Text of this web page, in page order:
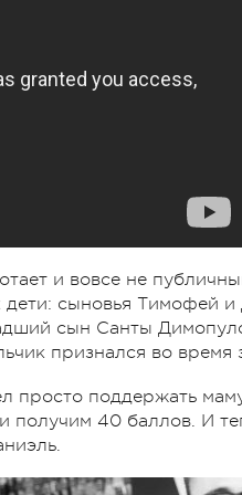
и вовсе не
дети: сыновья Тимофей
сын Санты
признался во время
просто поддержать
получим 40 баллов. И